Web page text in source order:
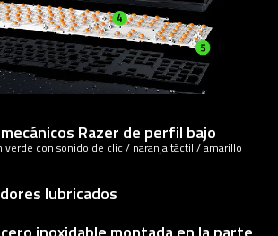
Razer de perfil bajo
verde con sonido de clic / naranja táctil / amarillo
lubricados